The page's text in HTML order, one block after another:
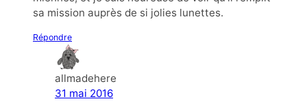
sa mission auprès de si jolies lunettes.
Répondre
allmadehere
31 mai 2016